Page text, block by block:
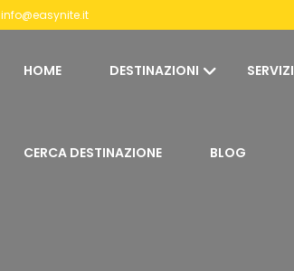
info@easynite.it
HOME DESTINAZIONI SERVIZI
CERCA DESTINAZIONE BLOG